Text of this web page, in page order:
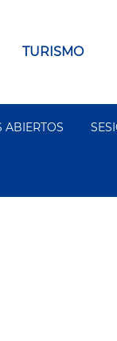
TURISMO
ABIERTOS